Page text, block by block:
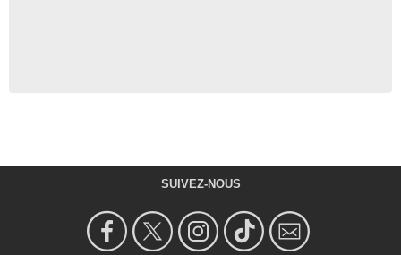
SUIVEZ-NOUS